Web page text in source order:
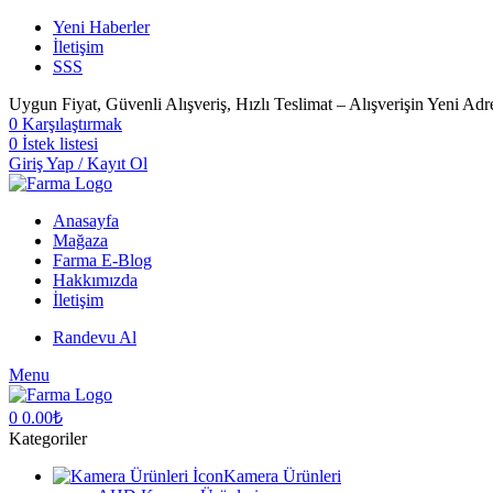
Yeni Haberler
İletişim
SSS
Uygun Fiyat, Güvenli Alışveriş, Hızlı Teslimat – Alışverişin Yeni
0 Karşılaştırmak
0 İstek listesi
Giriş Yap / Kayıt Ol
Anasayfa
Mağaza
Farma E-Blog
Hakkımızda
İletişim
Randevu Al
Menu
0 0.00₺
Kategoriler
Kamera Ürünleri